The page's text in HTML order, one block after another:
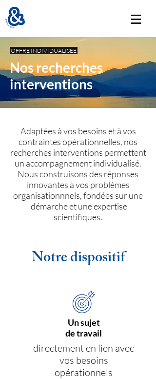
OFFRE INDIVIDUALISÉE
Nos recherches
interventions
Adaptées à vos besoins et à vos
contraintes opérationnelles, nos
recherches interventions permettent
un accompagnement individualisé.
Nous construisons des réponses
innovantes à vos problèmes
organisationnnels, fondées sur une
démarche et une expertise
scientifiques.
Notre dispositif
Un sujet
de travail
directement en lien avec
vos besoins
opérationnels